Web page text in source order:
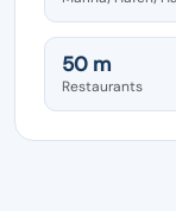
50 m
Restaurants